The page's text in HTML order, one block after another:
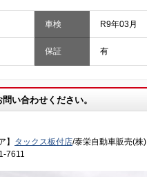
車検 R9年03月
保証 有
い合わせください。
】 タックス板付店/泰栄自動車販売(株)
7611